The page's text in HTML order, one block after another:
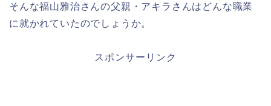
そんな福山雅治さんの父親・アキラさんはどんな職業
に就かれていたのでしょうか。
スポンサーリンク